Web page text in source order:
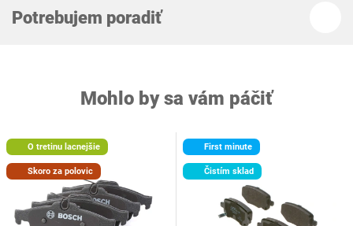
Potrebujem poradiť
Mohlo by sa vám páčiť
O tretinu lacnejšie
Skoro za polovic
First minute
Čistím sklad